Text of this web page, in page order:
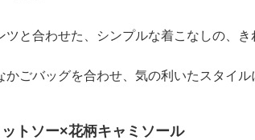
ツと合わせた、シンプルな着こなしの、き
ごバッグを合わせ、気の利いたスタイル
トソー×花柄キャミソール